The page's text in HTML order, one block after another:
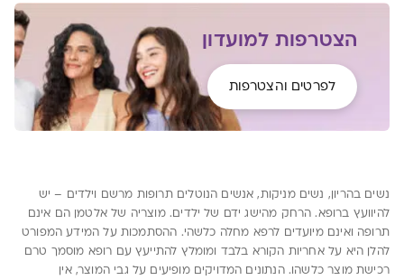
הצטרפות למועדון
לפרטים והצטרפות
נשים בהריון, נשים מניקות, אנשים הנוטלים תרופות מרשם וילדים – יש
להיוועץ ברופא. הרחק מהישג ידם של ילדים. מוצריה של אלטמן הם אינם
תרופה ואינם מיועדים לרפא מחלה כלשהי. ההסתמכות על המידע המפורט
להלן היא על אחריות הקורא בלבד ומומלץ להתייעץ עם רופא מוסמך טרם
רכישת מוצר כלשהו. הנתונים המדויקים מופיעים על גבי המוצר, אין